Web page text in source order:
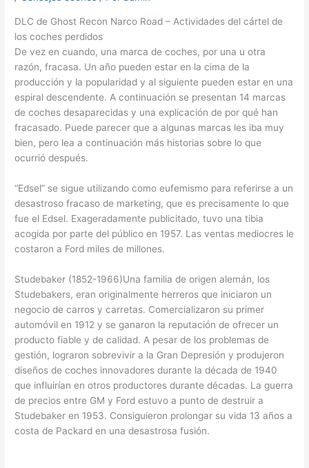
DLC de Ghost Recon Narco Road – Actividades del cártel de
los coches perdidos
De vez en cuando, una marca de coches, por una u otra
razón, fracasa. Un año pueden estar en la cima de la
producción y la popularidad y al siguiente pueden estar en una
espiral descendente. A continuación se presentan 14 marcas
de coches desaparecidas y una explicación de por qué han
fracasado. Puede parecer que a algunas marcas les iba muy
bien, pero lea a continuación más historias sobre lo que
ocurrió después.
“Edsel” se sigue utilizando como eufemismo para referirse a un
desastroso fracaso de marketing, que es precisamente lo que
fue el Edsel. Exageradamente publicitado, tuvo una tibia
acogida por parte del público en 1957. Las ventas mediocres le
costaron a Ford miles de millones.
Studebaker (1852-1966)Una familia de origen alemán, los
Studebakers, eran originalmente herreros que iniciaron un
negocio de carros y carretas. Comercializaron su primer
automóvil en 1912 y se ganaron la reputación de ofrecer un
producto fiable y de calidad. A pesar de los problemas de
gestión, lograron sobrevivir a la Gran Depresión y produjeron
diseños de coches innovadores durante la década de 1940
que influirían en otros productores durante décadas. La guerra
de precios entre GM y Ford estuvo a punto de destruir a
Studebaker en 1953. Consiguieron prolongar su vida 13 años a
costa de Packard en una desastrosa fusión.